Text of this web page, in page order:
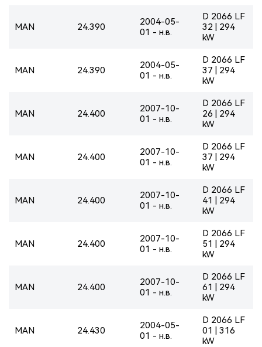
MAN 24.390
2004-05-
01 - н.в.
D 2066 LF
32 | 294
kW
MAN 24.390
2004-05-
01 - н.в.
D 2066 LF
37 | 294
kW
MAN 24.400
2007-10-
01 - н.в.
D 2066 LF
26 | 294
kW
MAN 24.400
2007-10-
01 - н.в.
D 2066 LF
37 | 294
kW
MAN 24.400
2007-10-
01 - н.в.
D 2066 LF
41 | 294
kW
MAN 24.400
2007-10-
01 - н.в.
D 2066 LF
51 | 294
kW
MAN 24.400
2007-10-
01 - н.в.
D 2066 LF
61 | 294
kW
MAN 24.430
2004-05-
01 - н.в.
D 2066 LF
01 | 316
kW